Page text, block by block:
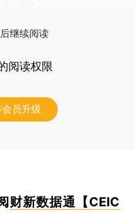
继续阅读
阅读权限
员升级
财新数据通【CEIC